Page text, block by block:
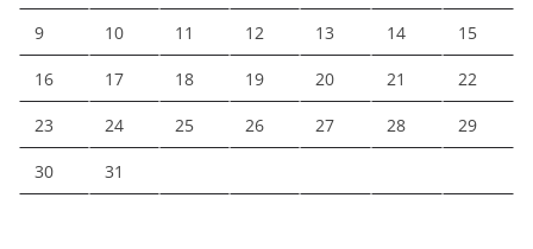
9 10 11 12 13 14 15
16 17 18 19 20 21 22
23 24 25 26 27 28 29
30 31